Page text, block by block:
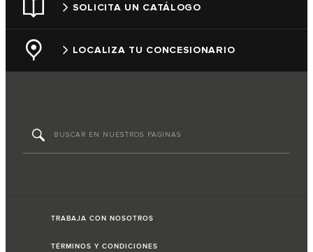
SOLICITA UN CATÁLOGO
LOCALIZA TU CONCESIONARIO
TRABAJA CON NOSOTROS
TÉRMINOS Y CONDICIONES